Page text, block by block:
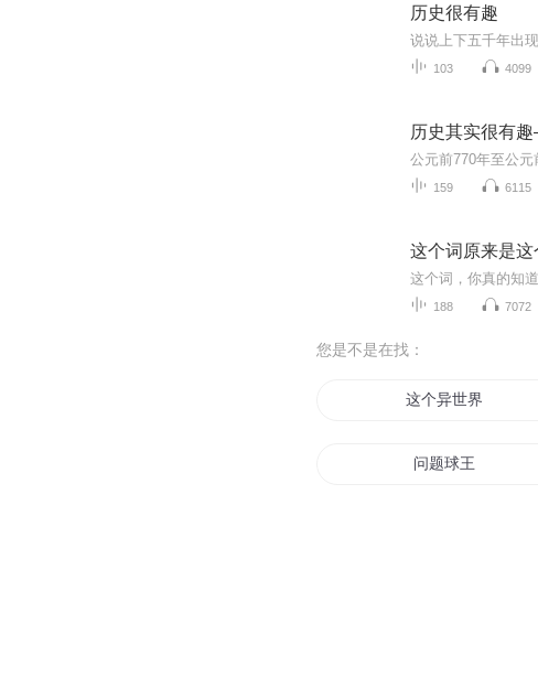
历史很有趣
说说上下五千年出
103 4099
历史其实很有
159 6115
这个词原来是这
188 7072
您是不是在找：
这个异世界大有问题
问题球王